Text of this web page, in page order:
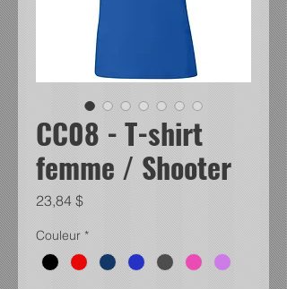
CC08 - T-shirt
femme / Shooter
23,84 $Prix
Couleur *